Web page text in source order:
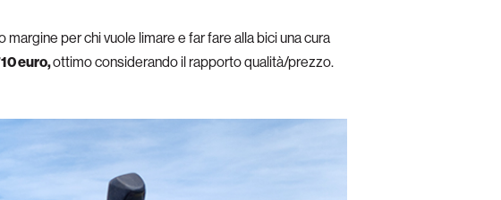
margine per chi vuole limare e far fare alla bici una cura
euro,ottimo considerando il rapporto qualità/prezzo.